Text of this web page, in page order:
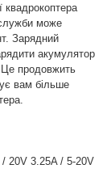
квадрокоптера
може
Зарядний
акумулятор
Це продовжить
вам більше
20V 3.25A / 5-20V